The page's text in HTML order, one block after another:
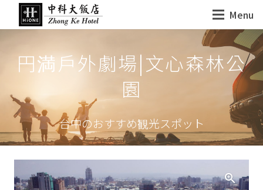
Menu
円満戶外劇場|文心森林公
園
台中のおすすめ観光スポット